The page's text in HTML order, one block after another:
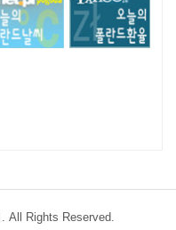
All Rights Reserved.